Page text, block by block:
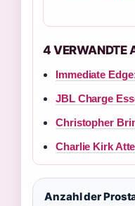
4 VERWANDTE
Immediate
JBL Charge
Christopher
Charlie Kirk
Anzahl der